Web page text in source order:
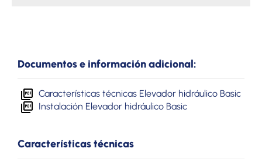
Documentos e información adicional:
Características técnicas Elevador hidráulico Basic
Instalación Elevador hidráulico Basic
Características técnicas